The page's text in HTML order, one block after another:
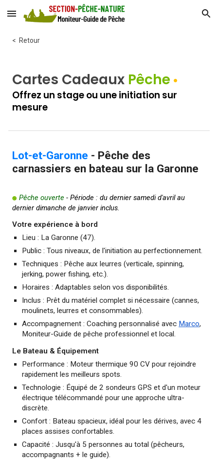
Skip to main content Skip to navigation
< Retour
Cartes Cadeaux Pêche •
Offrez un stage ou une initiation sur
mesure
Lot-et-Garonne - Pêche des
carnassiers en bateau sur la Garonne
🟢 Pêche ouverte - Période : du dernier samedi d'avril au
dernier dimanche de janvier inclus.
Votre expérience à bord
Lieu : La Garonne (47).
Public : Tous niveaux, de l'initiation au perfectionnement.
Techniques : Pêche aux leurres (verticale, spinning,
jerking, power fishing, etc.).
Horaires : Adaptables selon vos disponibilités.
Inclus : Prêt du matériel complet si nécessaire (cannes,
moulinets, leurres et consommables).
Accompagnement : Coaching personnalisé avec Marco,
Moniteur-Guide de pêche professionnel et local.
Le Bateau & Équipement
Performance : Moteur thermique 90 CV pour rejoindre
rapidement les meilleurs spots.
Technologie : Équipé de 2 sondeurs GPS et d'un moteur
électrique télécommandé pour une approche ultra-
discrète.
Confort : Bateau spacieux, idéal pour les dérives, avec 4
places assises confortables.
Capacité : Jusqu'à 5 personnes au total (pêcheurs,
accompagnants + le guide).